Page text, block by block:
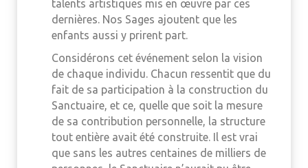
talents artistiques mis en œuvre par ces
dernières. Nos Sages ajoutent que les
enfants aussi y prirent part.
Considérons cet événement selon la vision
de chaque individu. Chacun ressentit que du
fait de sa participation à la construction du
Sanctuaire, et ce, quelle que soit la mesure
de sa contribution personnelle, la structure
tout entière avait été construite. Il est vrai
que sans les autres centaines de milliers de